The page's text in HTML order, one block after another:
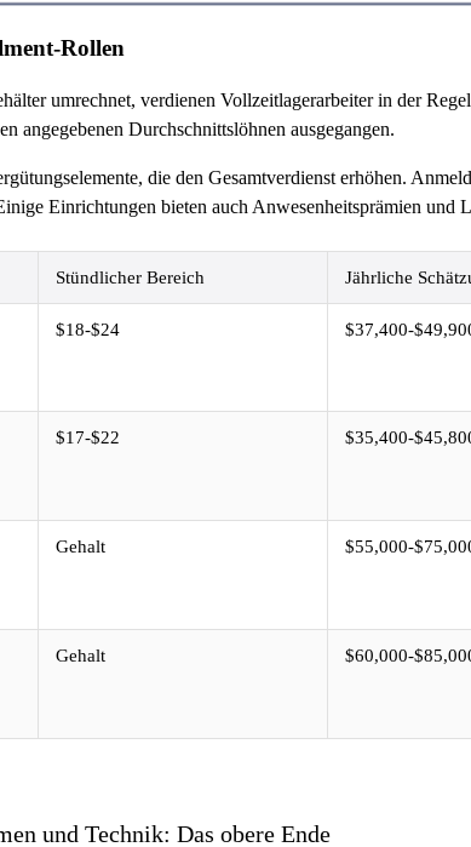
Rollen
umrechnet, verdienen Vollzeitlagerarbeiter in der
angegebenen Durchschnittslöhnen ausgegangen.
die den Gesamtverdienst erhöhen.
Einrichtungen bieten auch Anwesenheitsprämien und
Stündlicher Bereich Jährliche
$18-$24 $37,400-
$17-$22 $35,400-
Gehalt $55,000-
Gehalt $60,000-
und Technik: Das obere Ende